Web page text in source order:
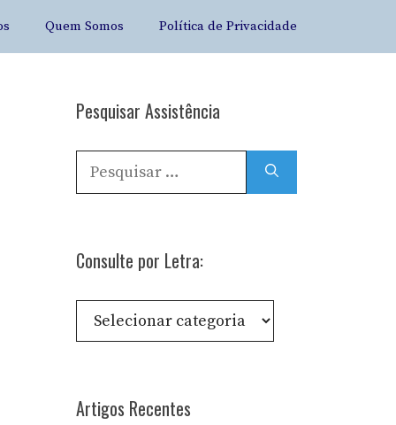
Quem Somos Política de Privacidade
Pesquisar Assistência
Pesquisar
por:
Consulte por Letra:
Consulte
Artigos Recentes